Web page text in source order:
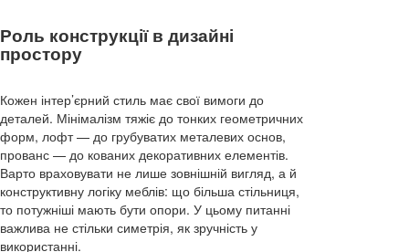
Роль конструкції в дизайні
простору
Кожен інтер’єрний стиль має свої вимоги до
деталей. Мінімалізм тяжіє до тонких геометричних
форм, лофт — до грубуватих металевих основ,
прованс — до кованих декоративних елементів.
Варто враховувати не лише зовнішній вигляд, а й
конструктивну логіку меблів: що більша стільниця,
то потужніші мають бути опори. У цьому питанні
важлива не стільки симетрія, як зручність у
використанні.